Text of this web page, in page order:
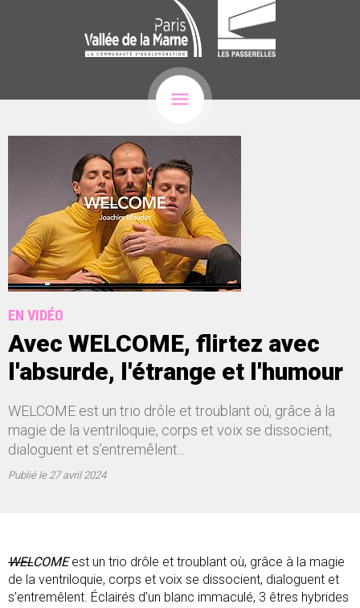
EN VIDÉO
Avec WELCOME, flirtez avec
l'absurde, l'étrange et l'humour
WELCOME est un trio drôle et troublant où, grâce à la
magie de la ventriloquie, corps et voix se dissocient,
dialoguent et s’entremêlent...
Publié le27 avril 2024
WELCOMEest un trio drôle et troublant où, grâce à la magie
de la ventriloquie, corps et voix se dissocient, dialoguent et
s’entremêlent. Éclairés d’un blanc immaculé, 3 êtres hybrides